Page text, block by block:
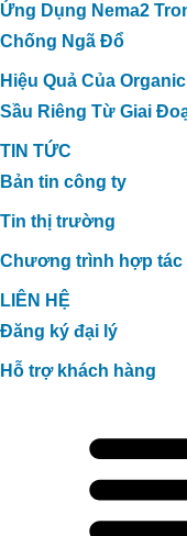
Ứng Dụng Nema2
Chống Ngã Đổ
Hiệu Quả Của
Sầu Riêng Từ Giai
TIN TỨC
Bản tin công ty
Tin thị trường
Chương trình hợp tác
LIÊN HỆ
Đăng ký đại lý
Hỗ trợ khách hàng